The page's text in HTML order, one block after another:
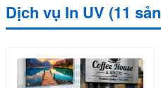
Dịch vụ In UV (11